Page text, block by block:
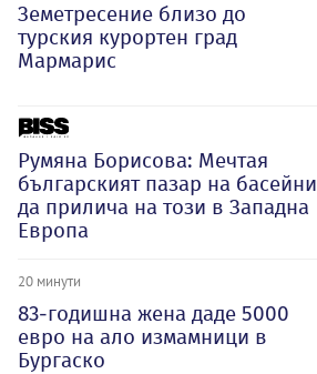
Земетресение близо до
турския курортен град
Мармарис
Румяна Борисова: Мечтая
българският пазар на басейни
да прилича на този в Западна
Европа
20 минути
83-годишна жена даде 5000
евро на ало измамници в
Бургаско